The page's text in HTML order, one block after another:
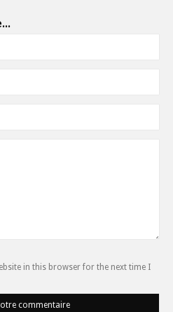
in this browser for the next time I
commentaire